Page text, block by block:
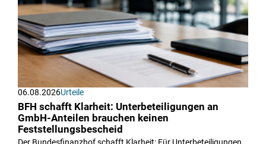
06.08.2026Urteile
BFH schafft Klarheit: Unterbeteiligungen an
GmbH-Anteilen brauchen keinen
Feststellungsbescheid